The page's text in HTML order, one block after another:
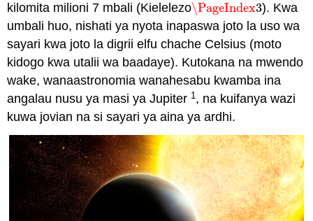
kilomita milioni 7 mbali (Kielelezo\PageIndex3
\PageIndex3). Kwa
umbali huo, nishati ya nyota inapaswa joto la uso wa
sayari kwa joto la digrii elfu chache Celsius (moto
kidogo kwa utalii wa baadaye). Kutokana na mwendo
wake, wanaastronomia wanahesabu kwamba ina
angalau nusu ya masi ya Jupiter 1 , na kuifanya wazi
kuwa jovian na si sayari ya aina ya ardhi.